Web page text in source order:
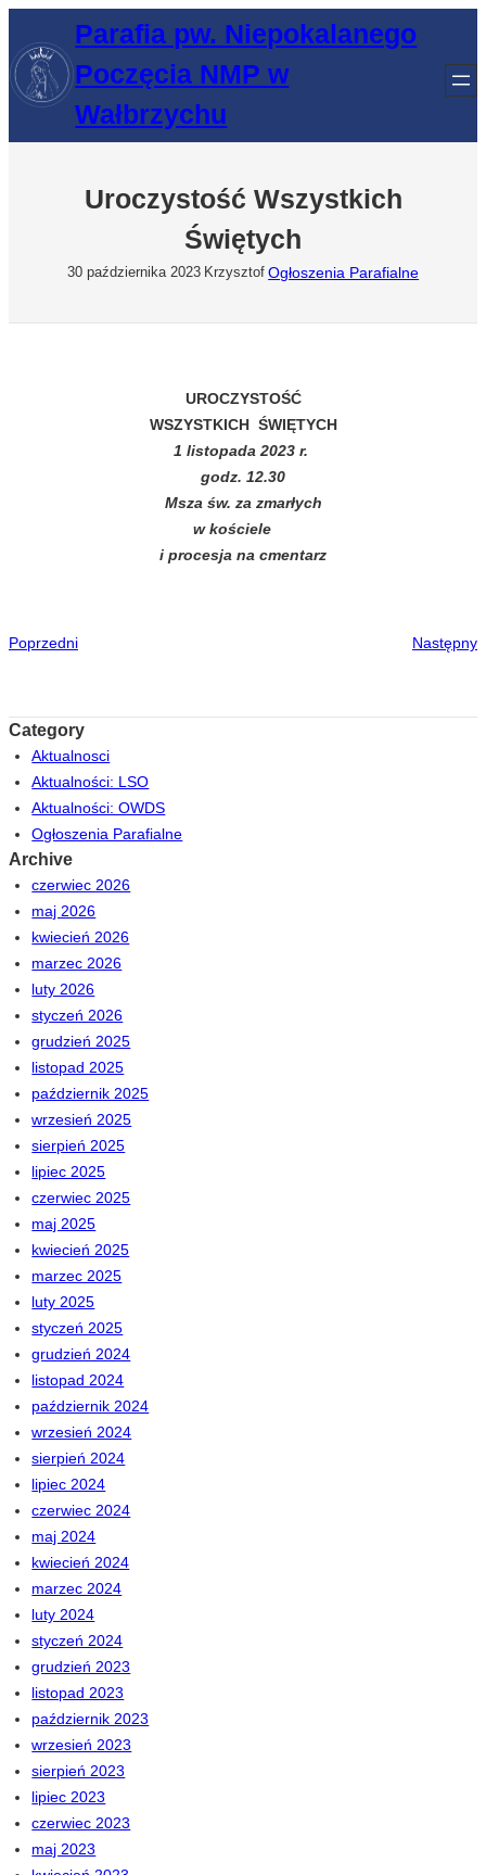
treści
Parafia pw. Niepokalanego
Poczęcia NMP w
Wałbrzychu
Uroczystość Wszystkich
Świętych
30 października 2023 Krzysztof Ogłoszenia Parafialne
UROCZYSTOŚĆ
WSZYSTKICH ŚWIĘTYCH
1 listopada 2023 r.
godz. 12.30
Msza św. za zmarłych
w kościele
i procesja na cmentarz
Poprzedni Następny
Category
Aktualnosci
Aktualności: LSO
Aktualności: OWDS
Ogłoszenia Parafialne
Archive
czerwiec 2026
maj 2026
kwiecień 2026
marzec 2026
luty 2026
styczeń 2026
grudzień 2025
listopad 2025
październik 2025
wrzesień 2025
sierpień 2025
lipiec 2025
czerwiec 2025
maj 2025
kwiecień 2025
marzec 2025
luty 2025
styczeń 2025
grudzień 2024
listopad 2024
październik 2024
wrzesień 2024
sierpień 2024
lipiec 2024
czerwiec 2024
maj 2024
kwiecień 2024
marzec 2024
luty 2024
styczeń 2024
grudzień 2023
listopad 2023
październik 2023
wrzesień 2023
sierpień 2023
lipiec 2023
czerwiec 2023
maj 2023